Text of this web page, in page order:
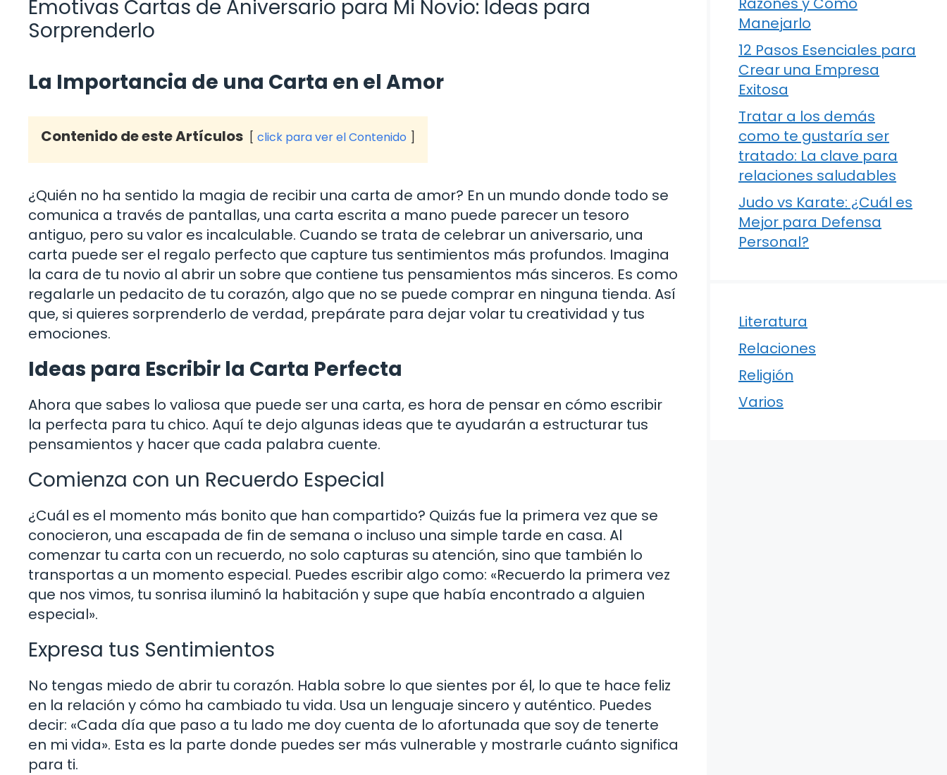
Emotivas Cartas de Aniversario para Mi Novio: Ideas para
Sorprenderlo
La Importancia de una Carta en el Amor
Contenido de este Artículos click para ver el Contenido
¿Quién no ha sentido la magia de recibir una carta de amor? En un mundo donde todo se
comunica a través de pantallas, una carta escrita a mano puede parecer un tesoro
antiguo, pero su valor es incalculable. Cuando se trata de celebrar un aniversario, una
carta puede ser el regalo perfecto que capture tus sentimientos más profundos. Imagina
la cara de tu novio al abrir un sobre que contiene tus pensamientos más sinceros. Es como
regalarle un pedacito de tu corazón, algo que no se puede comprar en ninguna tienda. Así
que, si quieres sorprenderlo de verdad, prepárate para dejar volar tu creatividad y tus
emociones.
Ideas para Escribir la Carta Perfecta
Ahora que sabes lo valiosa que puede ser una carta, es hora de pensar en cómo escribir
la perfecta para tu chico. Aquí te dejo algunas ideas que te ayudarán a estructurar tus
pensamientos y hacer que cada palabra cuente.
Comienza con un Recuerdo Especial
¿Cuál es el momento más bonito que han compartido? Quizás fue la primera vez que se
conocieron, una escapada de fin de semana o incluso una simple tarde en casa. Al
comenzar tu carta con un recuerdo, no solo capturas su atención, sino que también lo
transportas a un momento especial. Puedes escribir algo como: «Recuerdo la primera vez
que nos vimos, tu sonrisa iluminó la habitación y supe que había encontrado a alguien
especial».
Expresa tus Sentimientos
No tengas miedo de abrir tu corazón. Habla sobre lo que sientes por él, lo que te hace feliz
en la relación y cómo ha cambiado tu vida. Usa un lenguaje sincero y auténtico. Puedes
decir: «Cada día que paso a tu lado me doy cuenta de lo afortunada que soy de tenerte
en mi vida». Esta es la parte donde puedes ser más vulnerable y mostrarle cuánto significa
para ti.
Manejarlo
12 Pasos Esenciales para
Crear una Empresa
Exitosa
Tratar a los demás
como te gustaría ser
tratado: La clave para
relaciones saludables
Judo vs Karate: ¿Cuál es
Mejor para Defensa
Personal?
Literatura
Relaciones
Religión
Varios